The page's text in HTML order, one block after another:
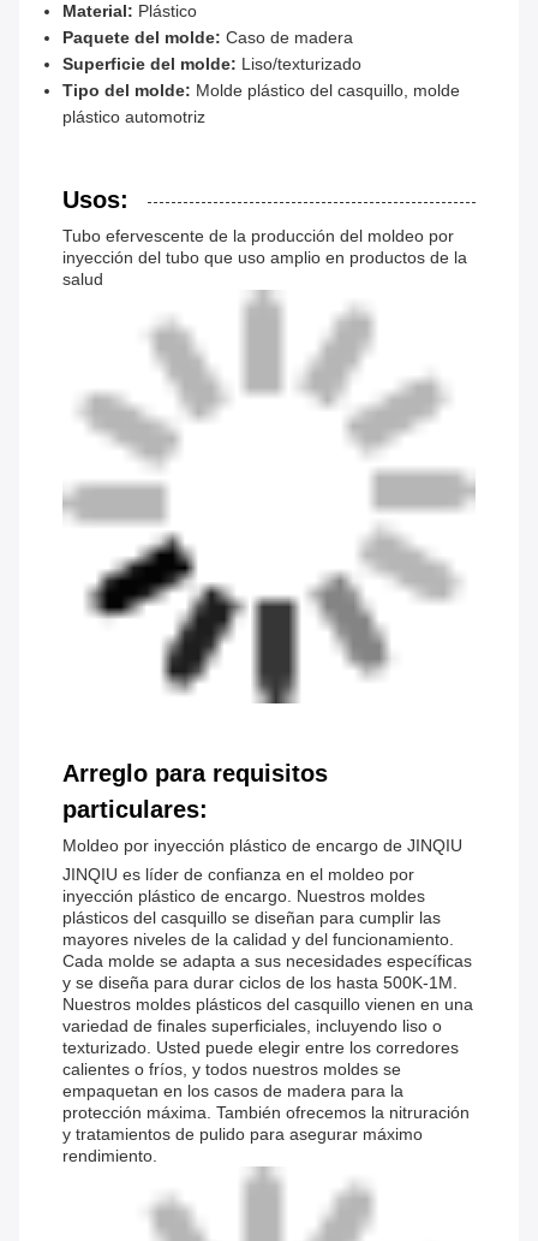
Material: Plástico
Paquete del molde: Caso de madera
Superficie del molde: Liso/texturizado
Tipo del molde: Molde plástico del casquillo, molde
plástico automotriz
Usos:
Tubo efervescente de la producción del moldeo por
inyección del tubo que uso amplio en productos de la
salud
Arreglo para requisitos
particulares:
Moldeo por inyección plástico de encargo de JINQIU
JINQIU es líder de confianza en el moldeo por
inyección plástico de encargo. Nuestros moldes
plásticos del casquillo se diseñan para cumplir las
mayores niveles de la calidad y del funcionamiento.
Cada molde se adapta a sus necesidades específicas
y se diseña para durar ciclos de los hasta 500K-1M.
Nuestros moldes plásticos del casquillo vienen en una
variedad de finales superficiales, incluyendo liso o
texturizado. Usted puede elegir entre los corredores
calientes o fríos, y todos nuestros moldes se
empaquetan en los casos de madera para la
protección máxima. También ofrecemos la nitruración
y tratamientos de pulido para asegurar máximo
rendimiento.